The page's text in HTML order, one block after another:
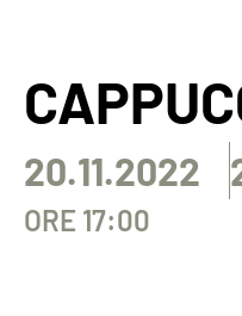
20.11.2022
ORE 17:00